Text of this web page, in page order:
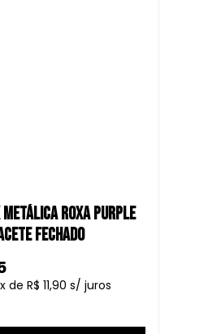
ROXA PURPLE
FECHADO
R$ 11,90